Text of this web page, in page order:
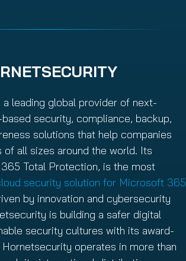
leading global provider of next-
security, compliance, backup,
solutions that help companies
of all sizes around the world. Its
Total Protection, is the most
security solution for Microsoft 365
by innovation and cybersecurity
is building a safer digital
security cultures with its award-
operates in more than